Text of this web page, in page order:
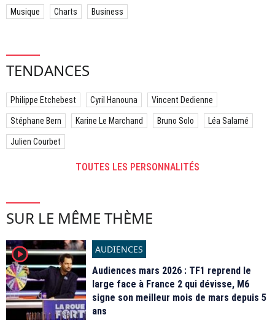
Musique Charts Business
TENDANCES
Philippe Etchebest Cyril Hanouna Vincent Dedienne
Stéphane Bern Karine Le Marchand Bruno Solo Léa Salamé
Julien Courbet
TOUTES LES PERSONNALITÉS
SUR LE MÊME THÈME
player2
AUDIENCES
Audiences mars 2026 : TF1 reprend le
large face à France 2 qui dévisse, M6
signe son meilleur mois de mars depuis 5
ans